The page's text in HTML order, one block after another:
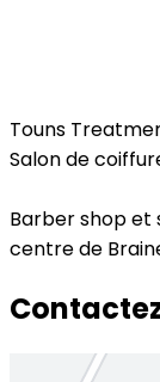
Touns
Salon de
Barber shop et
centre de